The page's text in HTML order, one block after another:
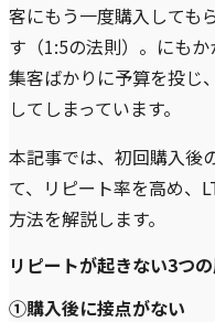
客にもう一度購入しても
す（1:5の法則）。にも
集客ばかりに予算を投じ
してしまっています。
本記事では、初回購入後
て、リピート率を高め、
方法を解説します。
リピートが起きない3つ
①購入後に接点がない